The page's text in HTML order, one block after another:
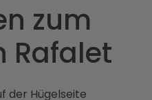
zum
Rafalet
der Hügelseite